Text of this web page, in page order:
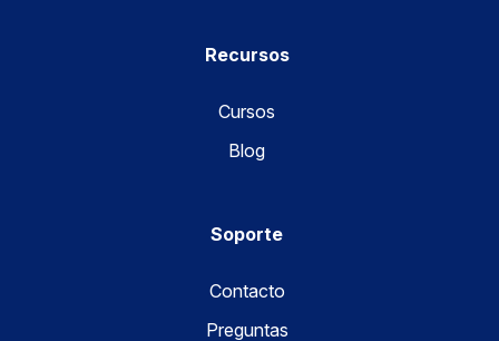
Recursos
Cursos
Blog
Soporte
Contacto
Preguntas